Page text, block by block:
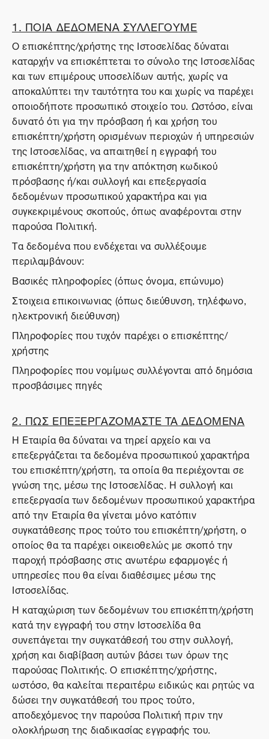
1. ΠΟΙΑ ΔΕΔΟΜΕΝΑ ΣΥΛΛΕΓΟΥΜΕ
Ο επισκέπτης/χρήστης της Ιστοσελίδας δύναται
καταρχήν να επισκέπτεται το σύνολο της Ιστοσελίδας
και των επιμέρους υποσελίδων αυτής, χωρίς να
αποκαλύπτει την ταυτότητα του και χωρίς να παρέχει
οποιοδήποτε προσωπικό στοιχείο του. Ωστόσο, είναι
δυνατό ότι για την πρόσβαση ή και χρήση του
επισκέπτη/χρήστη ορισμένων περιοχών ή υπηρεσιών
της Ιστοσελίδας, να απαιτηθεί η εγγραφή του
επισκέπτη/χρήστη για την απόκτηση κωδικού
πρόσβασης ή/και συλλογή και επεξεργασία
δεδομένων προσωπικού χαρακτήρα και για
συγκεκριμένους σκοπούς, όπως αναφέρονται στην
παρούσα Πολιτική.
Τα δεδομένα που ενδέχεται να συλλέξουμε
περιλαμβάνουν:
Βασικές πληροφορίες (όπως όνομα, επώνυμο)
Στοιχεια επικοινωνιας (όπως διεύθυνση, τηλέφωνο,
ηλεκτρονική διεύθυνση)
Πληροφορίες που τυχόν παρέχει ο επισκέπτης/
χρήστης
Πληροφορίες που νομίμως συλλέγονται από δημόσια
προσβάσιμες πηγές
2. ΠΩΣ ΕΠΕΞΕΡΓΑΖΟΜΑΣΤΕ ΤΑ ΔΕΔΟΜΕΝΑ
Η Εταιρία θα δύναται να τηρεί αρχείο και να
επεξεργάζεται τα δεδομένα προσωπικού χαρακτήρα
του επισκέπτη/χρήστη, τα οποία θα περιέχονται σε
γνώση της, μέσω της Ιστοσελίδας. Η συλλογή και
επεξεργασία των δεδομένων προσωπικού χαρακτήρα
από την Εταιρία θα γίνεται μόνο κατόπιν
συγκατάθεσης προς τούτο του επισκέπτη/χρήστη, ο
οποίος θα τα παρέχει οικειοθελώς με σκοπό την
παροχή πρόσβασης στις ανωτέρω εφαρμογές ή
υπηρεσίες που θα είναι διαθέσιμες μέσω της
Ιστοσελίδας.
Η καταχώριση των δεδομένων του επισκέπτη/χρήστη
κατά την εγγραφή του στην Ιστοσελίδα θα
συνεπάγεται την συγκατάθεσή του στην συλλογή,
χρήση και διαβίβαση αυτών βάσει των όρων της
παρούσας Πολιτικής. Ο επισκέπτης/χρήστης,
ωστόσο, θα καλείται περαιτέρω ειδικώς και ρητώς να
δώσει την συγκατάθεσή του προς τούτο,
αποδεχόμενος την παρούσα Πολιτική πριν την
ολοκλήρωση της διαδικασίας εγγραφής του.